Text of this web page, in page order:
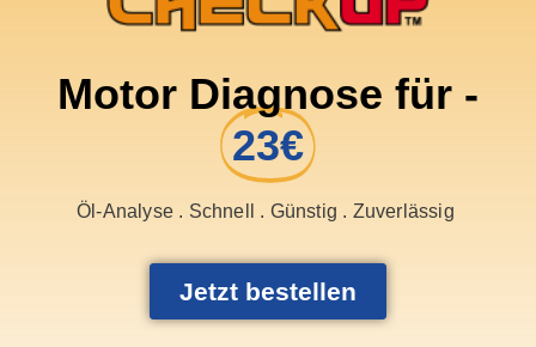
Motor Diagnose für -
23€
Öl-Analyse . Schnell . Günstig . Zuverlässig
Jetzt bestellen